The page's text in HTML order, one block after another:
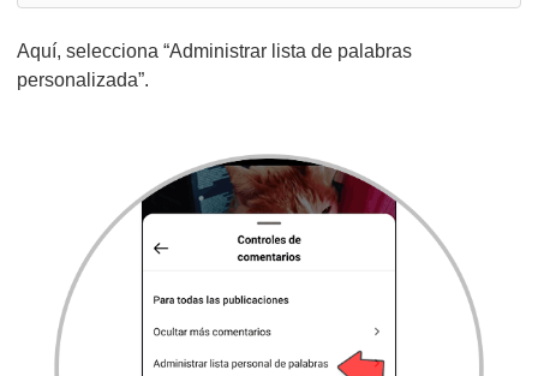
Aquí, selecciona “Administrar lista de palabras
personalizada”.